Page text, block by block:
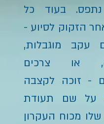
בעוד כל
הזקוק לסיוע -
עקב מוגבלות,
או צרכים
- זוכה לקצבה
על שם תעודת
מכוח העקרון